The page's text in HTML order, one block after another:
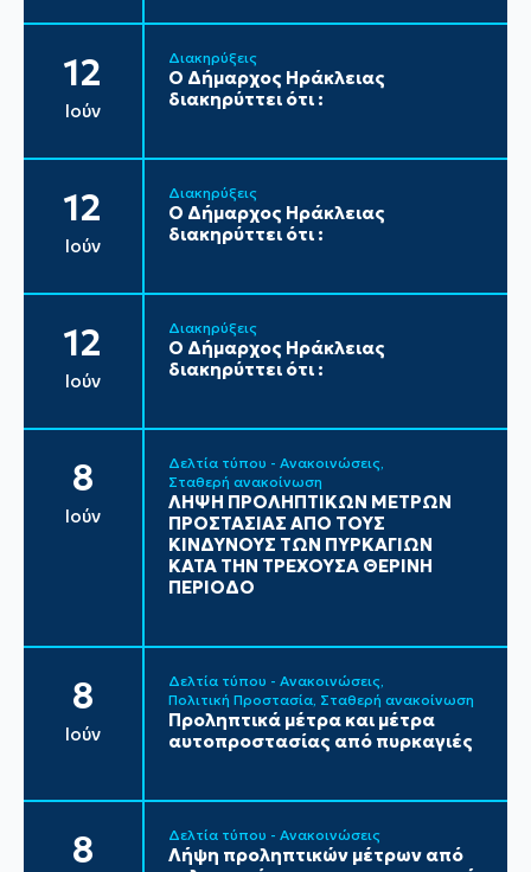
12
Ιούν
Διακηρύξεις
Ο Δήμαρχος Ηράκλειας
διακηρύττει ότι :
12
Ιούν
Διακηρύξεις
Ο Δήμαρχος Ηράκλειας
διακηρύττει ότι :
12
Ιούν
Διακηρύξεις
Ο Δήμαρχος Ηράκλειας
διακηρύττει ότι :
8
Ιούν
Δελτία τύπου - Ανακοινώσεις
Σταθερή ανακοίνωση
ΛΗΨΗ ΠΡΟΛΗΠΤΙΚΩΝ ΜΕΤΡΩΝ
ΠΡΟΣΤΑΣΙΑΣ ΑΠΟ ΤΟΥΣ
ΚΙΝΔΥΝΟΥΣ ΤΩΝ ΠΥΡΚΑΓΙΩΝ
ΚΑΤΑ ΤΗΝ ΤΡΕΧΟΥΣΑ ΘΕΡΙΝΗ
ΠΕΡΙΟΔΟ
8
Ιούν
Δελτία τύπου - Ανακοινώσεις
Πολιτική Προστασία Σταθερή ανακοίνωση
Προληπτικά μέτρα και μέτρα
αυτοπροστασίας από πυρκαγιές
8 Δελτία τύπου - Ανακοινώσεις
Λήψη προληπτικών μέτρων από